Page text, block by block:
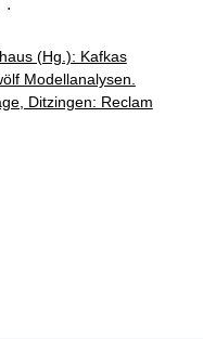
(Hg.): Kafkas
Modellanalysen.
Ditzingen: Reclam